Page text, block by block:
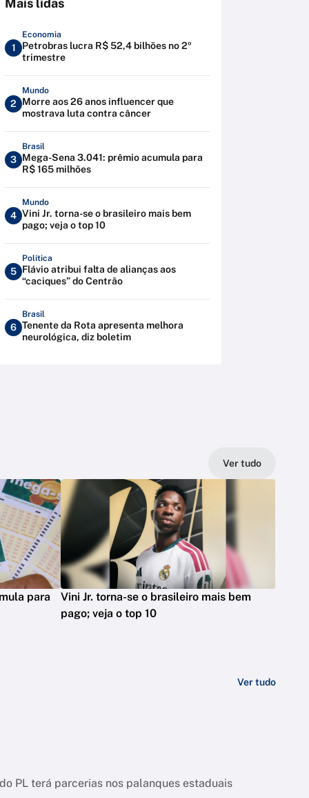
Mais lidas
1
Economia
Petrobras lucra R$ 52,4 bilhões no 2º
trimestre
2
Mundo
Morre aos 26 anos influencer que
mostrava luta contra câncer
3
Brasil
Mega-Sena 3.041: prêmio acumula para
R$ 165 milhões
4
Mundo
Vini Jr. torna-se o brasileiro mais bem
pago; veja o top 10
5
Política
Flávio atribui falta de alianças aos
“caciques” do Centrão
6
Brasil
Tenente da Rota apresenta melhora
neurológica, diz boletim
Ver tudo
para
Vini Jr. torna-se o brasileiro mais bem
pago; veja o top 10
Ver tudo
PL terá parcerias nos palanques estaduais